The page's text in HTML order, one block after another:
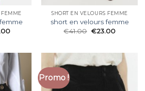
FEMME SHORT EN VELOURS FEMME
short en velours femme
€41.00 €23.00
Promo !